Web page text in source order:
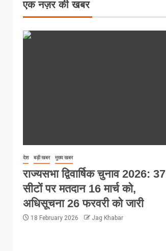
एक नज़र की खबर
देश बड़ी खबर मुख्य खबर
राज्यसभा द्विवार्षिक चुनाव 2026: 37
सीटों पर मतदान 16 मार्च को,
अधिसूचना 26 फरवरी को जारी
18 February 2026 Jag Khabar